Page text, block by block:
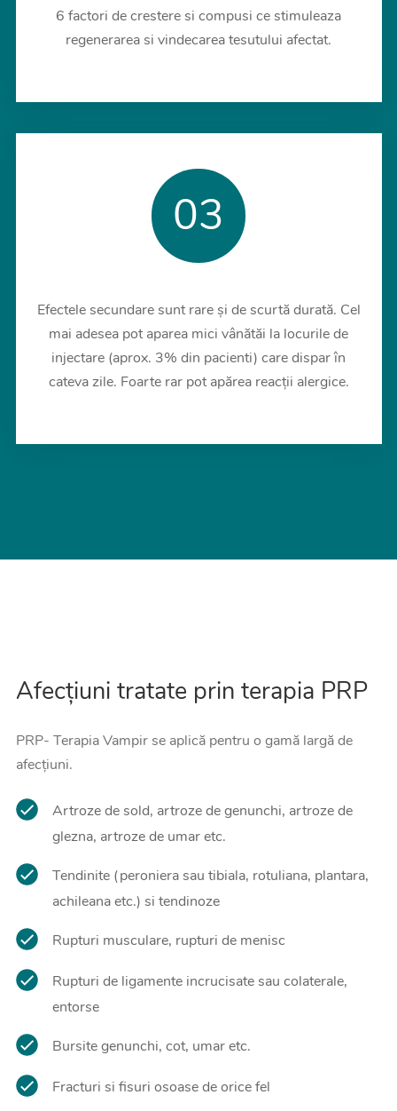
6 factori de crestere si compusi ce stimuleaza
regenerarea si vindecarea tesutului afectat.
03
Efectele secundare sunt rare și de scurtă durată. Cel
mai adesea pot aparea mici vânătăi la locurile de
injectare (aprox. 3% din pacienti) care dispar în
cateva zile. Foarte rar pot apărea reacții alergice.
Afecțiuni tratate prin terapia PRP
PRP- Terapia Vampir se aplică pentru o gamă largă de
afecțiuni.
Artroze de sold, artroze de genunchi, artroze de
glezna, artroze de umar etc.
Tendinite (peroniera sau tibiala, rotuliana, plantara,
achileana etc.) si tendinoze
Rupturi musculare, rupturi de menisc
Rupturi de ligamente incrucisate sau colaterale,
entorse
Bursite genunchi, cot, umar etc.
Fracturi si fisuri osoase de orice fel